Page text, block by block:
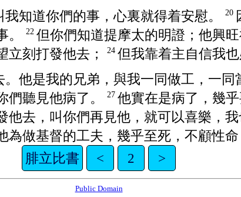
知道你們的事，心裏就得着安慰。 20
。 22 但你們知道提摩太的明證；他興
立刻打發他去； 24 但我靠着主自信我也
。他是我的兄弟，與我一同做工，一
們聽見他病了。 27 他實在是病了，幾
他去，叫你們再見他，就可以喜樂，我
為做基督的工夫，幾乎至死，不顧性
腓立比書
< 2 >
Public Domain